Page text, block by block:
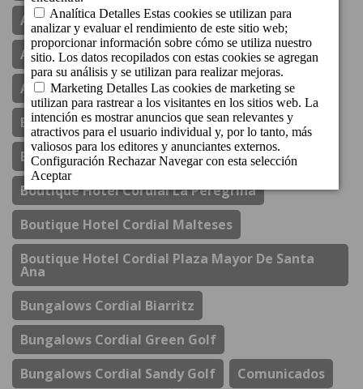
Apartamentos Cordial Magec Taurito
Apartamentos Cordial Mogán Valle
Aparthotel Cordial Mijas Golf
Aperturas
Boutique Hotel Cordial Galdós Jardín
Boutique Hotel Cordial La Niña De Vegueta
Boutique Hotel Cordial La Peregrina
Boutique Hotel Cordial Malteses
Boutique Hotel Cordial Plaza Mayor De Santa
Ana
Bungalows Cordial Biarritz
Bungalows Cordial Green Golf
Bungalows Cordial Sandy Golf
Comunicados